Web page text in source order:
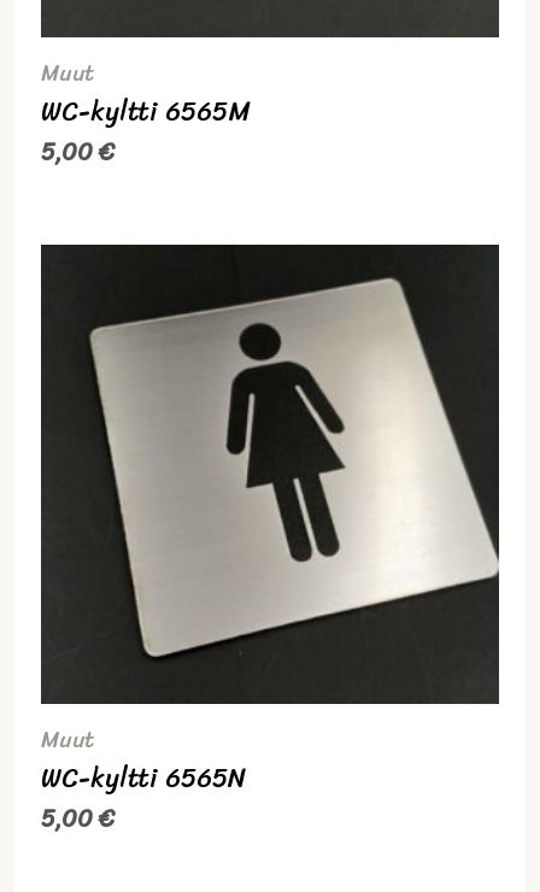
Muut
WC-kyltti 6565M
5,00€
Muut
WC-kyltti 6565N
5,00€